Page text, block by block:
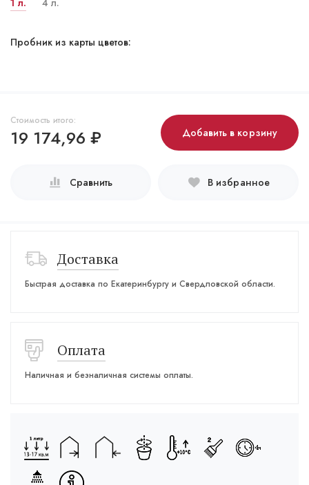
1 л. 4 л.
Пробник из карты цветов:
Стоимость итого:
19 174,96 ₽ Добавить в корзину
Сравнить В избранное
Доставка
Быстрая доставка по Екатеринбургу и Свердловской области.
Оплата
Наличная и безналичная системы оплаты.